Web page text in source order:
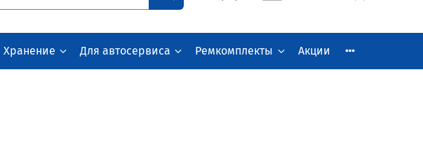
Хранение Для автосервиса Ремкомплекты Акции